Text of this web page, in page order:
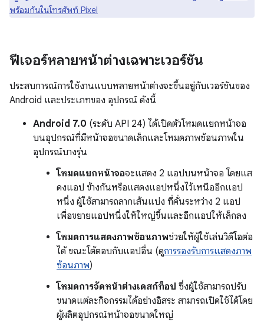
พร้อมกันในโทรศัพท์ Pixel
ฟีเจอร์หลายหน้าต่างเฉพาะเวอร์ชัน
ประสบการณ์การใช้งานแบบหลายหน้าต่างจะขึ้นอยู่กับเวอร์ชันของ
Android และประเภทของ อุปกรณ์ ดังนี้
Android 7.0 (ระดับ API 24) ได้เปิดตัวโหมดแยกหน้าจอ
บนอุปกรณ์ที่มีหน้าจอขนาดเล็กและโหมดภาพซ้อนภาพใน
อุปกรณ์บางรุ่น
โหมดแยกหน้าจอจะแสดง 2 แอปบนหน้าจอ โดยแส
ดงแอป ข้างกันหรือแสดงแอปหนึ่งไว้เหนืออีกแอป
หนึ่ง ผู้ใช้สามารถลากเส้นแบ่ง ที่คั่นระหว่าง 2 แอป
เพื่อขยายแอปหนึ่งให้ใหญ่ขึ้นและอีกแอปให้เล็กลง
โหมดการแสดงภาพซ้อนภาพช่วยให้ผู้ใช้เล่นวิดีโอต่อ
ได้ ขณะโต้ตอบกับแอปอื่น (ดูการรองรับการแสดงภาพ
ซ้อนภาพ)
โหมดการจัดหน้าต่างเดสก์ท็อป ซึ่งผู้ใช้สามารถปรับ
ขนาดแต่ละกิจกรรมได้อย่างอิสระ สามารถเปิดใช้ได้โดย
ผู้ผลิตอุปกรณ์หน้าจอขนาดใหญ่